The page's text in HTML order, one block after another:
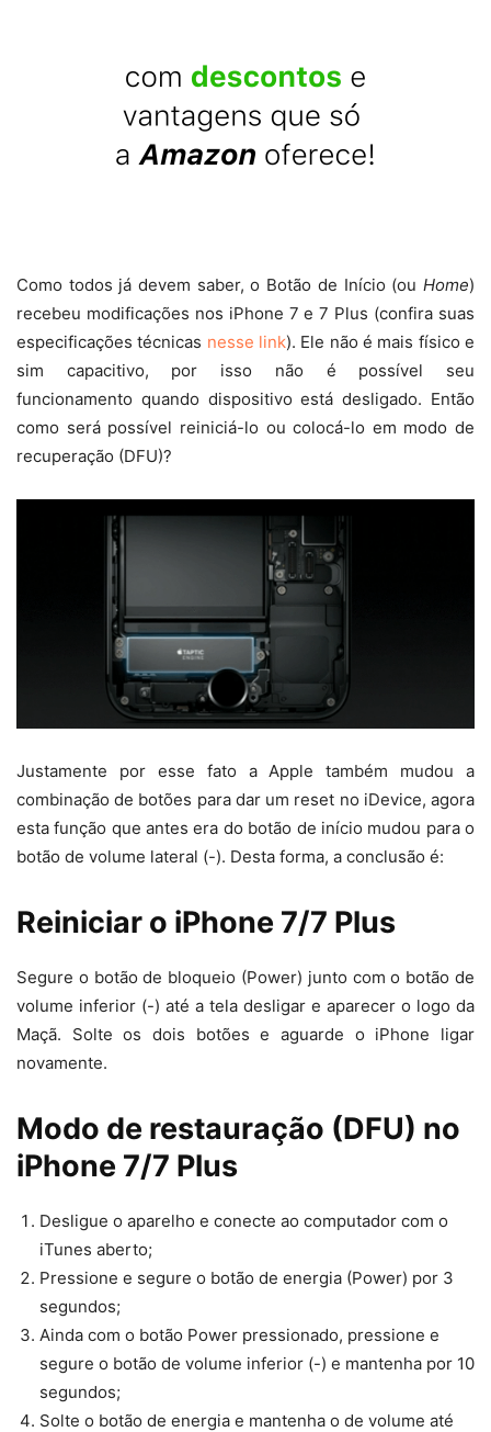
Como todos já devem saber, o Botão de Início (ou Home)
recebeu modificações nos iPhone 7 e 7 Plus (confira suas
especificações técnicas nesse link). Ele não é mais físico e
sim capacitivo, por isso não é possível seu
funcionamento quando dispositivo está desligado. Então
como será possível reiniciá-lo ou colocá-lo em modo de
recuperação (DFU)?
Justamente por esse fato a Apple também mudou a
combinação de botões para dar um reset no iDevice, agora
esta função que antes era do botão de início mudou para o
botão de volume lateral (-). Desta forma, a conclusão é:
Reiniciar o iPhone 7/7 Plus
Segure o botão de bloqueio (Power) junto com o botão de
volume inferior (-) até a tela desligar e aparecer o logo da
Maçã. Solte os dois botões e aguarde o iPhone ligar
novamente.
Modo de restauração (DFU) no
iPhone 7/7 Plus
Desligue o aparelho e conecte ao computador com o
iTunes aberto;
Pressione e segure o botão de energia (Power) por 3
segundos;
Ainda com o botão Power pressionado, pressione e
segure o botão de volume inferior (-) e mantenha por 10
segundos;
Solte o botão de energia e mantenha o de volume até